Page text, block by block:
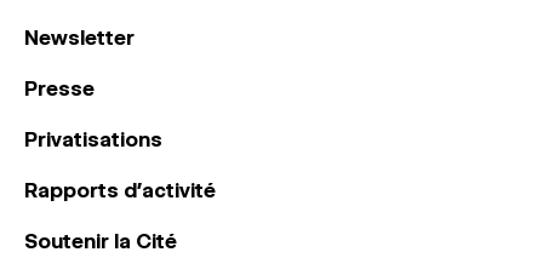
Newsletter
Presse
Privatisations
Rapports d’activité
Soutenir la Cité